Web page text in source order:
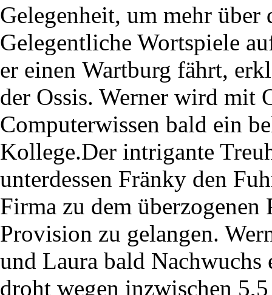
Gelegenheit, um mehr über
Gelegentliche Wortspiele
er einen Wartburg fährt,
der Ossis. Werner wird mit
Computerwissen bald ein
Kollege.Der intrigante
unterdessen Fränky den
Firma zu dem
Provision zu gelangen.
und Laura bald Nachwuchs
droht wegen inzwischen